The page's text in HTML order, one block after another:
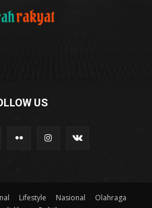
US
Lifestyle Nasional
Olahraga